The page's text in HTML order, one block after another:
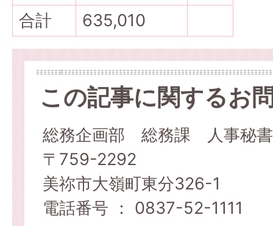
合計
635,010
この記事に関するお
総務企画部 総務課 人事秘
〒759-2292
美祢市大嶺町東分326-1
電話番号 ： 0837-52-1111